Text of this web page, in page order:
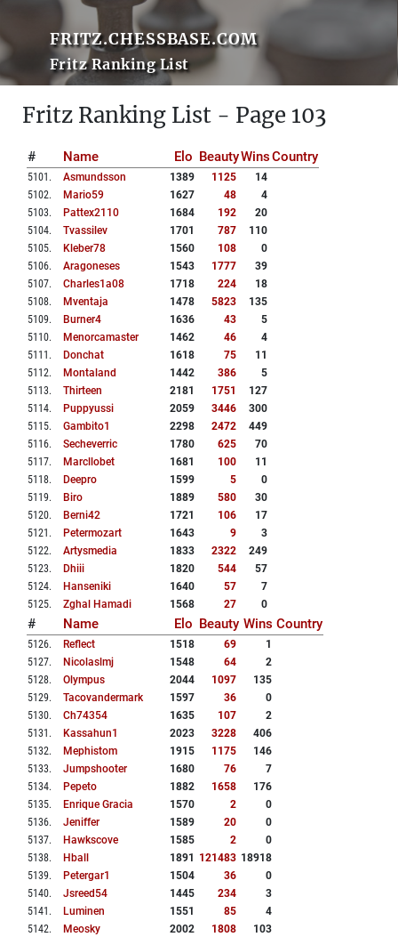
FRITZ.CHESSBASE.COM
Fritz Ranking List
Fritz Ranking List - Page 103
# Name Elo BeautyWinsCountry
5101 . Asmundsson 1389 1125
14
5102. Mario59 1627 48
4
5103. Pattex2110 1684 192
20
5104. Tvassilev 1701 787
110
5105. Kleber78 1560 108
0
5106. Aragoneses 1543 1777
39
5107. Charles1a08 1718 224
18
5108. Mventaja 1478 5823
135
5109. Burner4 1636 43
5
5110. Menorcamaster 1462 46
4
5111 . Donchat 1618 75
11
5112. Montaland 1442 386
5
5113. Thirteen 2181 1751
127
5114. Puppyussi 2059 3446
300
5115. Gambito1 2298 2472
449
5116. Secheverric 1780 625
70
5117. Marcllobet 1681 100
11
5118. Deepro 1599 5
0
5119. Biro 1889 580
30
5120. Berni42 1721 106
17
5121 . Petermozart 1643 9
3
5122. Artysmedia 1833 2322
249
5123. Dhiii 1820 544
57
5124. Hanseniki 1640 57
7
5125. Zghal Hamadi 1568 27 0
# Name Elo Beauty Wins Country
5126. Reflect 1518 69
1
5127. Nicolaslmj 1548 64
2
5128. Olympus 2044 1097
135
5129. Tacovandermark 1597 36
0
5130. Ch74354 1635 107
2
5131 . Kassahun1 2023 3228
406
5132. Mephistom 1915 1175
146
5133. Jumpshooter 1680 76
7
5134. Pepeto 1882 1658
176
5135. Enrique Gracia 1570 2
0
5136. Jeniffer 1589 20
0
5137. Hawkscove 1585 2
0
5138. Hball 1891 121483 18918
5139. Petergar1 1504 36
0
5140. Jsreed54 1445 234
3
5141 . Luminen 1551 85
4
5142. Meosky 2002 1808
103